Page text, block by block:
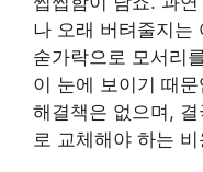
나 오래 버텨줄지는
숟가락으로 모서리
이 눈에 보이기 때
해결책은 없으며,
로 교체해야 하는